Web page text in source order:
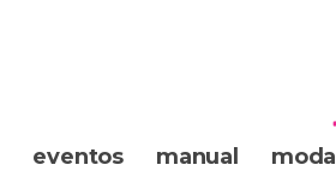
eventos manual moda